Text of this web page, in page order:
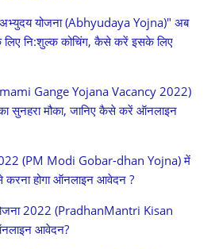
योजना (Abhyudaya Yojna)" अब
लिए नि:शुल्क कोचिंग, कैसे करें इसके लिए
Gange Yojana Vacancy 2022)
सुनहरा मौका, जानिए कैसे करें ऑनलाइन
2022 (PM Modi Gobar-dhan Yojna) में
करना होगा ऑनलाइन आवेदन ?
2022 (PradhanMantri Kisan
आवेदन?